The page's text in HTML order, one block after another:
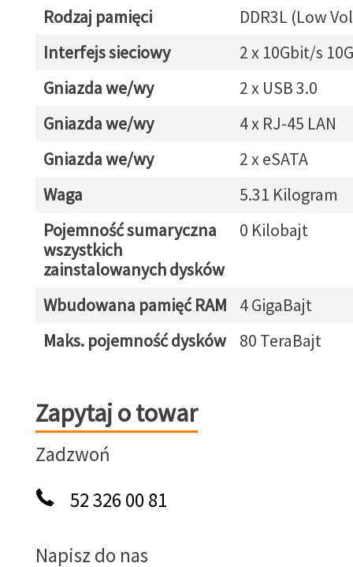
Rodzaj pamięci
DDR3L (Low
Interfejs sieciowy
2 x 10Gbit/s
Gniazda we/wy
2 x USB 3.0
Gniazda we/wy
4 x RJ-45 LAN
Gniazda we/wy
2 x eSATA
Waga
5.31 Kilogram
Pojemność sumaryczna
wszystkich
zainstalowanych dysków
0 Kilobajt
Wbudowana pamięć RAM
4 GigaBajt
Maks. pojemność dysków
80 TeraBajt
Zapytaj o towar
Zapytaj o towar
Zadzwoń
52 326 00 81
Napisz do nas